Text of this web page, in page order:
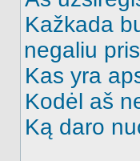
Kažkada
negaliu
Kas yra
Kodėl aš
Ką daro